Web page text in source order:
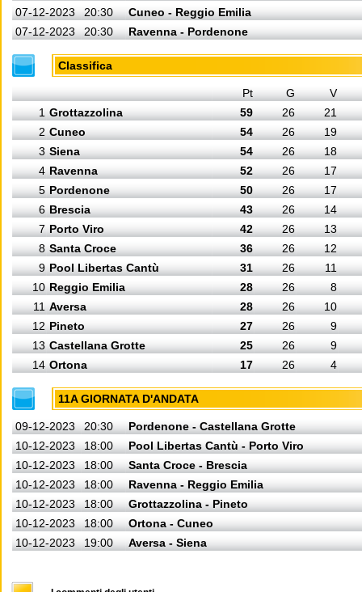
07-12-2023
20:30
Cuneo - Reggio Emilia
07-12-2023
20:30 Ravenna - Pordenone
Classifica
Pt G
V
1 Grottazzolina 59 26
21
2 Cuneo 54 26
19
3 Siena 54 26
18
4 Ravenna 52 26
17
5 Pordenone 50 26
17
6 Brescia 43 26
14
7 Porto Viro 42 26
13
8 Santa Croce 36 26
12
9 Pool Libertas Cantù 31 26
11
10 Reggio Emilia 28 26
8
11 Aversa 28 26
10
12 Pineto 27 26
9
13 Castellana Grotte 25 26
9
14 Ortona 17 26 4
11A GIORNATA D'ANDATA
09-12-2023 20:30
Pordenone - Castellana Grotte
10-12-2023
18:00
Pool Libertas Cantù - Porto Viro
10-12-2023
18:00
Santa Croce - Brescia
10-12-2023
18:00
Ravenna - Reggio Emilia
10-12-2023
18:00
Grottazzolina - Pineto
10-12-2023
18:00
Ortona - Cuneo
10-12-2023
19:00 Aversa - Siena